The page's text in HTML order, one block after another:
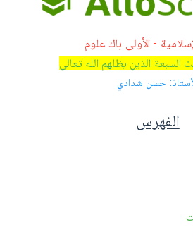
- الأولى باك علوم
حسن شدادي
الفهرس